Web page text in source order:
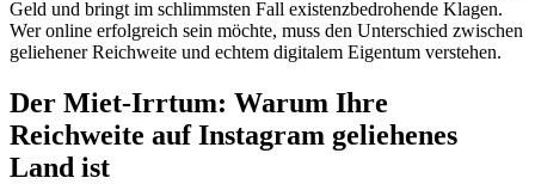
Geld und bringt im schlimmsten Fall existenzbedrohende Klagen.
Wer online erfolgreich sein möchte, muss den Unterschied zwischen
geliehener Reichweite und echtem digitalem Eigentum verstehen.
Der Miet-Irrtum: Warum Ihre
Reichweite auf Instagram geliehenes
Land ist